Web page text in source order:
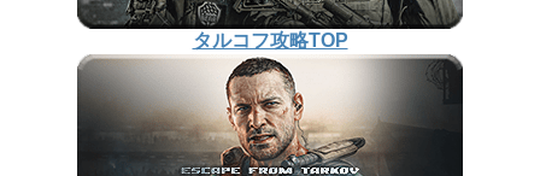
タルコフ攻略TOP